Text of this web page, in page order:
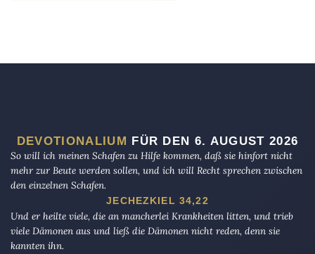
DEVOTIONALIUM FÜR DEN 6. AUGUST 2026
So will ich meinen Schafen zu Hilfe kommen, daß sie hinfort nicht
mehr zur Beute werden sollen, und ich will Recht sprechen zwischen
den einzelnen Schafen.
JECHEZKIEL 34,22
Und er heilte viele, die an mancherlei Krankheiten litten, und trieb
viele Dämonen aus und ließ die Dämonen nicht reden, denn sie
kannten ihn.